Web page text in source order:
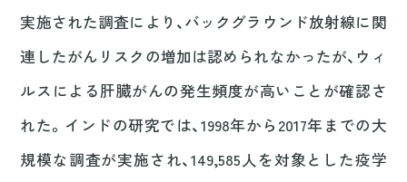
実施された調査により、バックグラウンド放射線に関
連したがんリスクの増加は認められなかったが、ウィ
ルスによる肝臓がんの発生頻度が高いことが確認さ
れた。インドの研究では、1998年から2017年までの大
規模な調査が実施され、149,585人を対象とした疫学